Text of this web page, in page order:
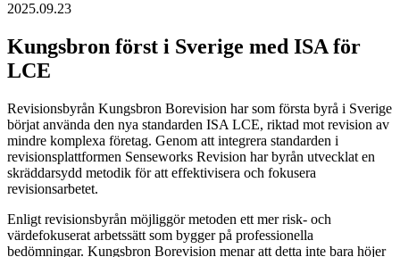
2025.09.23
Kungsbron först i Sverige med ISA för
LCE
Revisionsbyrån Kungsbron Borevision har som första byrå i Sverige
börjat använda den nya standarden ISA LCE, riktad mot revision av
mindre komplexa företag. Genom att integrera standarden i
revisionsplattformen Senseworks Revision har byrån utvecklat en
skräddarsydd metodik för att effektivisera och fokusera
revisionsarbetet.
Enligt revisionsbyrån möjliggör metoden ett mer risk- och
värdefokuserat arbetssätt som bygger på professionella
bedömningar. Kungsbron Borevision menar att detta inte bara höjer